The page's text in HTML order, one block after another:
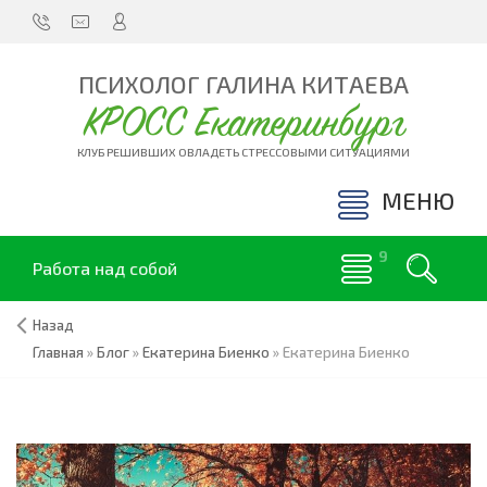
ПСИХОЛОГ ГАЛИНА КИТАЕВА
КРОСС Екатеринбург
КЛУБ РЕШИВШИХ ОВЛАДЕТЬ СТРЕССОВЫМИ СИТУАЦИЯМИ
МЕНЮ
Работа над собой
Назад
Главная »Блог»Екатерина Биенко »Екатерина Биенко